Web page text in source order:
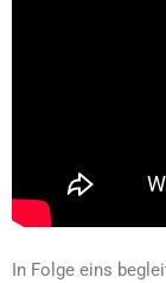
In Folge eins